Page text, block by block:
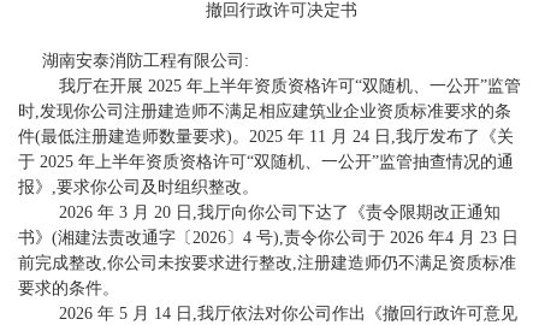
撤回行政许可决定书
湖南安泰消防工程有限公司:
我厅在开展 2025 年上半年资质资格许可“双随机、一公开”监管
时,发现你公司注册建造师不满足相应建筑业企业资质标准要求的条
件(最低注册建造师数量要求)。2025 年 11 月 24 日,我厅发布了《关
于 2025 年上半年资质资格许可“双随机、一公开”监管抽查情况的通
报》,要求你公司及时组织整改。
2026 年 3 月 20 日,我厅向你公司下达了《责令限期改正通知
书》(湘建法责改通字〔2026〕4 号),责令你公司于 2026 年4 月 23 日
前完成整改,你公司未按要求进行整改,注册建造师仍不满足资质标准
要求的条件。
2026 年 5 月 14 日,我厅依法对你公司作出《撤回行政许可意见